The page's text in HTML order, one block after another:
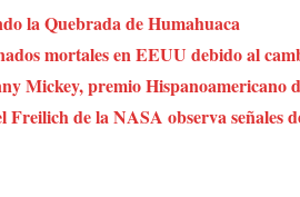
la Quebrada de Humahuaca
mortales en EEUU debido al
Mickey, premio Hispanoamericano
Freilich de la NASA observa señales